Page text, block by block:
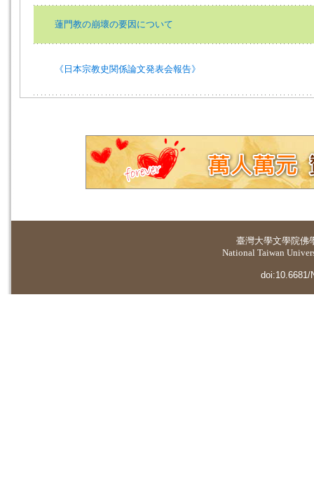
蓮門教の崩壞の要因について
《日本宗教史関係論文発表会報告》
臺灣大學文學院佛
National Taiwan
doi:10.6681/